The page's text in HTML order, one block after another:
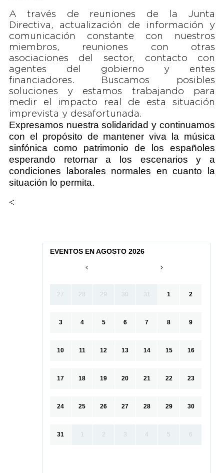
A través de reuniones de la Junta
Directiva, actualización de información y
comunicación constante con nuestros
miembros, reuniones con otras
asociaciones del sector, contacto con
agentes del gobierno y entes
financiadores. Buscamos posibles
soluciones y estamos trabajando para
medir el impacto real de esta situación
imprevista y desafortunada.
Expresamos nuestra solidaridad y continuamos
con el propósito de mantener viva la música
sinfónica como patrimonio de los españoles
esperando retornar a los escenarios y a
condiciones laborales normales en cuanto la
situación lo permita.
<
EVENTOS EN AGOSTO 2026
27 28 29 30 31 1 2
3 4 5 6 7 8 9
10 11 12 13 14 15 16
17 18 19 20 21 22 23
24 25 26 27 28 29 30
31 1 2 3 4 5 6